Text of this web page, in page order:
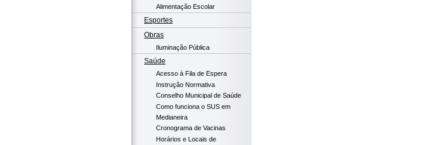
Alimentação Escolar
Esportes
Obras
Iluminação Pública
Saúde
Acesso à Fila de Espera
Instrução Normativa
Conselho Municipal de Saúde
Como funciona o SUS em
Medianeira
Cronograma de Vacinas
Horários e Locais de